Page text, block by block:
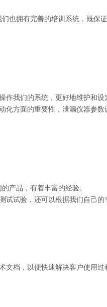
也拥有完善的培训系统，既保
作我们的系统，更好地维护和
方面的重要性，泄漏仪器参
产品，有着丰富的经验。
试验，还可以根据我们自己的
档，以便快速解决客户使用过